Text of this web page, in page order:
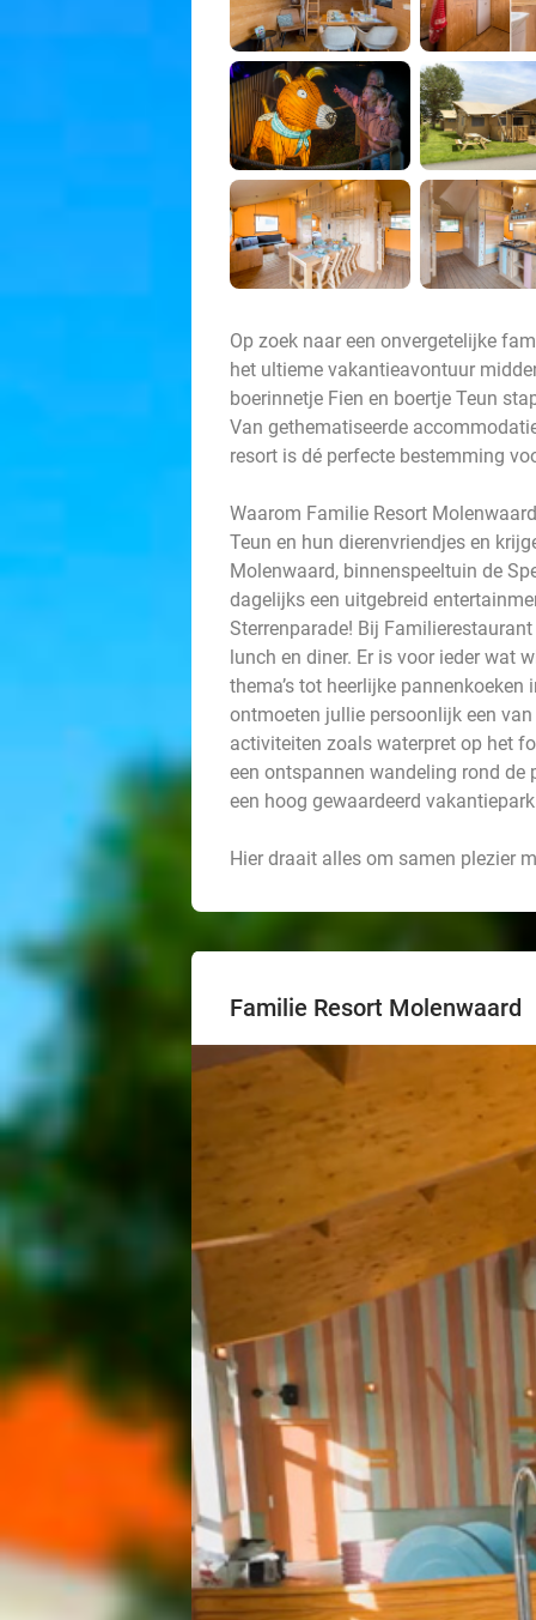
Op zoek naar een onvergetelijke
het ultieme vakantieavontuur
boerinnetje Fien en boertje Teun
Van gethematiseerde
resort is dé perfecte bestemming
Waarom Familie Resort
Teun en hun dierenvriendjes en
Molenwaard, binnenspeeltuin de
dagelijks een uitgebreid
Sterrenparade! Bij
lunch en diner. Er is voor ieder wat
thema’s tot heerlijke
ontmoeten jullie persoonlijk een
activiteiten zoals waterpret op het
een ontspannen wandeling rond
een hoog gewaardeerd
Hier draait alles om samen plezier
Familie Resort Molenwaard